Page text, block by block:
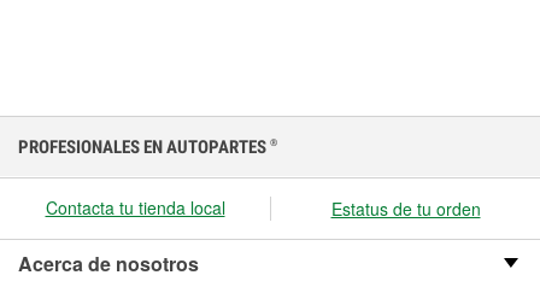
PROFESIONALES EN AUTOPARTES ®
Contacta tu tienda local Estatus de tu orden
Acerca de nosotros